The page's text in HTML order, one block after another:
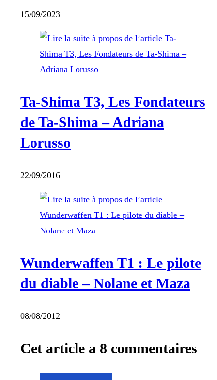
15/09/2023
Ta-Shima T3, Les Fondateurs
de Ta-Shima – Adriana
Lorusso
22/09/2016
Wunderwaffen T1 : Le pilote
du diable – Nolane et Maza
08/08/2012
Cet article a 8 commentaires